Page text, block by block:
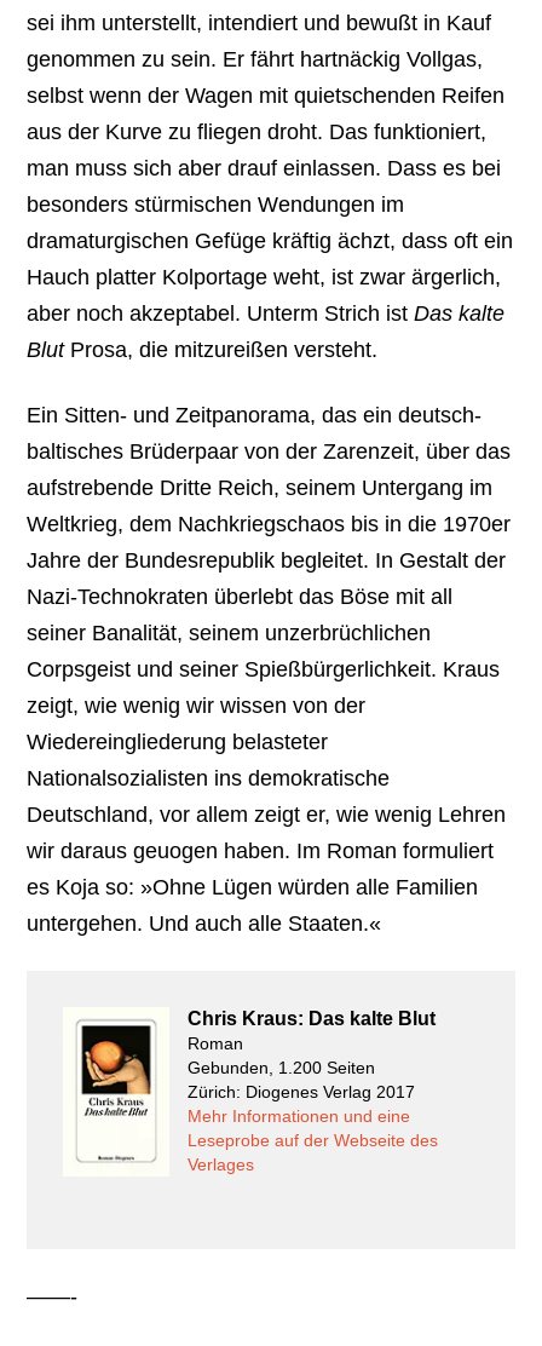
sei ihm unterstellt, intendiert und bewußt in Kauf
genommen zu sein. Er fährt hartnäckig Vollgas,
selbst wenn der Wagen mit quietschenden Reifen
aus der Kurve zu fliegen droht. Das funktioniert,
man muss sich aber drauf einlassen. Dass es bei
besonders stürmischen Wendungen im
dramaturgischen Gefüge kräftig ächzt, dass oft ein
Hauch platter Kolportage weht, ist zwar ärgerlich,
aber noch akzeptabel. Unterm Strich istDas kalte
Blut Prosa, die mitzureißen versteht.
Ein Sitten- und Zeitpanorama, das ein deutsch-
baltisches Brüderpaar von der Zarenzeit, über das
aufstrebende Dritte Reich, seinem Untergang im
Weltkrieg, dem Nachkriegschaos bis in die 1970er
Jahre der Bundesrepublik begleitet. In Gestalt der
Nazi-Technokraten überlebt das Böse mit all
seiner Banalität, seinem unzerbrüchlichen
Corpsgeist und seiner Spießbürgerlichkeit. Kraus
zeigt, wie wenig wir wissen von der
Wiedereingliederung belasteter
Nationalsozialisten ins demokratische
Deutschland, vor allem zeigt er, wie wenig Lehren
wir daraus geuogen haben. Im Roman formuliert
es Koja so: »Ohne Lügen würden alle Familien
untergehen. Und auch alle Staaten.«
Chris Kraus: Das kalte Blut
Roman
Gebunden, 1.200 Seiten
Zürich: Diogenes Verlag 2017
Mehr Informationen und eine
Leseprobe auf der Webseite des
Verlages
——-